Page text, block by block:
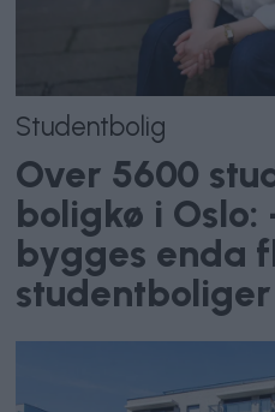
Studentbolig
Over 5600
boligkø i Oslo:
bygges enda
studentboliger